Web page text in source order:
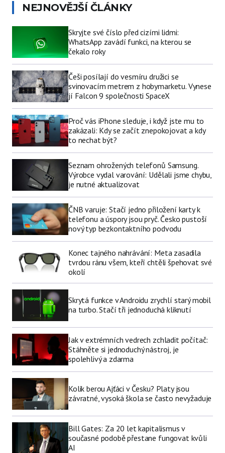
NEJNOVĚJŠÍ ČLÁNKY
Skryjte své číslo před cizími lidmi:
WhatsApp zavádí funkci, na kterou se
čekalo roky
Češi posílají do vesmíru družici se
svinovacím metrem z hobymarketu. Vynese
jí Falcon 9 společnosti SpaceX
Proč vás iPhone sleduje, i když jste mu to
zakázali: Kdy se začít znepokojovat a kdy
to nechat být?
Seznam ohrožených telefonů Samsung.
Výrobce vydal varování: Udělali jsme chybu,
je nutné aktualizovat
ČNB varuje: Stačí jedno přiložení karty k
telefonu a úspory jsou pryč. Česko pustoší
nový typ bezkontaktního podvodu
Konec tajného nahrávání: Meta zasadila
tvrdou ránu všem, kteří chtěli špehovat své
okolí
Skrytá funkce v Androidu zrychlí starý mobil
na turbo. Stačí tři jednoduchá kliknutí
Jak v extrémních vedrech zchladit počítač:
Stáhněte si jednoduchý nástroj, je
spolehlivý a zdarma
Kolik berou Ajťáci v Česku? Platy jsou
závratné, vysoká škola se často nevyžaduje
Bill Gates: Za 20 let kapitalismus v
současné podobě přestane fungovat kvůli
AI